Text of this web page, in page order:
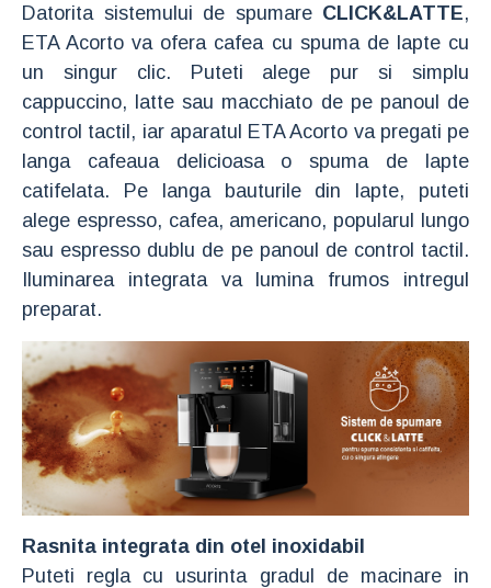
Datorita sistemului de spumare CLICK&LATTE,
ETA Acorto va ofera cafea cu spuma de lapte cu
un singur clic. Puteti alege pur si simplu
cappuccino, latte sau macchiato de pe panoul de
control tactil, iar aparatul ETA Acorto va pregati pe
langa cafeaua delicioasa o spuma de lapte
catifelata. Pe langa bauturile din lapte, puteti
alege espresso, cafea, americano, popularul lungo
sau espresso dublu de pe panoul de control tactil.
Iluminarea integrata va lumina frumos intregul
preparat.
Rasnita integrata din otel inoxidabil
Puteti regla cu usurinta gradul de macinare in